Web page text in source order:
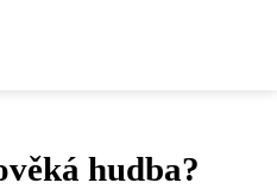
hudba?